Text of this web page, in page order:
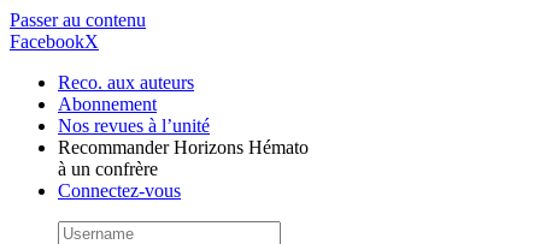
Passer au contenu
FacebookX
Reco. aux auteurs
Abonnement
Nos revues à l’unité
Recommander Horizons Hémato
à un confrère
Connectez-vous